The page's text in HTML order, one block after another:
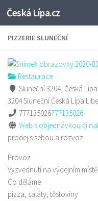
Skip to content
Česká Lípa.cz
PIZZERIE SLUNEČNÍ
Restaurace
Sluneční 3204, Česká
3204 Sluneční Česká Lípa
777135026777135026
Web s objednávkou či
prodej s sebou a rozvoz
Provoz
Vyzvednutí na výdejním
Co děláme
pizza, saláty, těstoviny